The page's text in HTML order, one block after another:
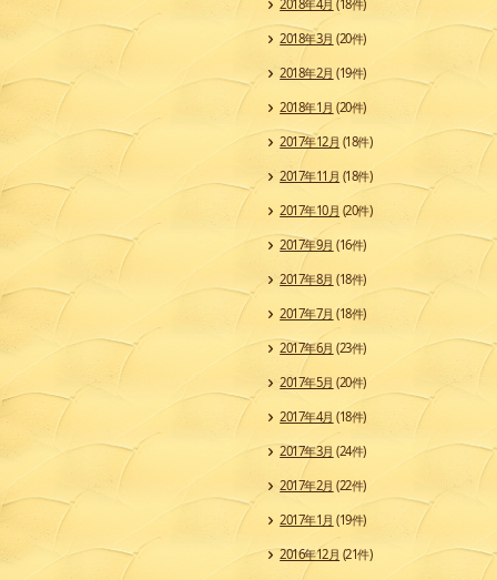
2018年4月 (18件)
2018年3月 (20件)
2018年2月 (19件)
2018年1月 (20件)
2017年12月 (18件)
2017年11月 (18件)
2017年10月 (20件)
2017年9月 (16件)
2017年8月 (18件)
2017年7月 (18件)
2017年6月 (23件)
2017年5月 (20件)
2017年4月(18件)
2017年3月 (24件)
2017年2月 (22件)
2017年1月 (19件)
2016年12月 (21件)